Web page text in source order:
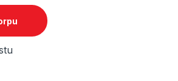
90 stepeni, GEMBIRD A-3.5M-